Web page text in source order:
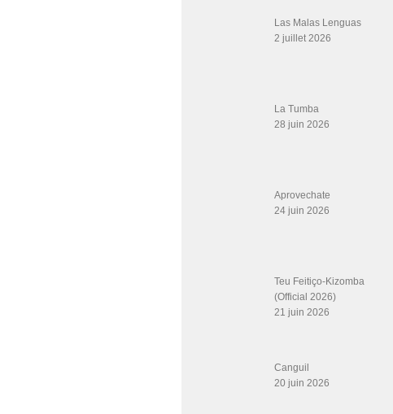
Las Malas Lenguas
2 juillet 2026
La Tumba
28 juin 2026
Aprovechate
24 juin 2026
Teu Feitiço-Kizomba
(Official 2026)
21 juin 2026
Canguil
20 juin 2026